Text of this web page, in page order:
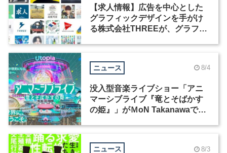
【求人情報】広告を中心とした
グラフィックデザインを手がけ
る株式会社THREEが、グラフィ
ニュース 8/4
没入型音楽ライブショー「アニ
マーシブライブ『竜とそばかす
の姫』」がＭoN Takanawaで開
ニュース 8/3